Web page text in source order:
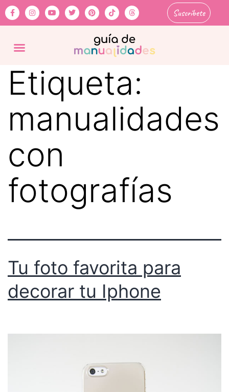
Suscríbete
Etiqueta:
manualidades
con
fotografías
Tu foto favorita para
decorar tu Iphone